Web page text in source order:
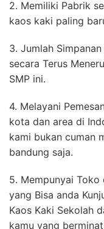
2. Memiliki Pabrik
kaos kaki paling
3. Jumlah
secara Terus
SMP ini.
4. Melayani
kota dan area di
kami bukan cuman
bandung saja.
5. Mempunyai Toko
yang Bisa anda
Kaos Kaki Sekolah
kamu yang